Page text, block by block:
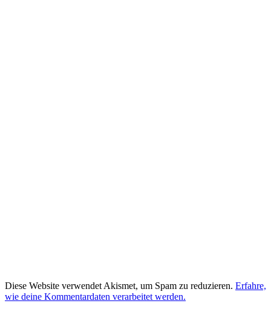
Diese Website verwendet Akismet, um Spam zu reduzieren. Erfahre,
wie deine Kommentardaten verarbeitet werden.